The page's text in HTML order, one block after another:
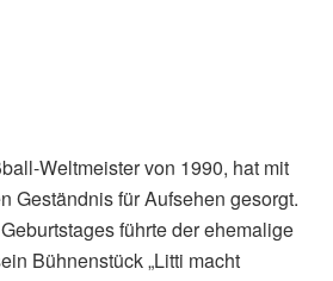
Weltmeister von 1990, hat mit
Geständnis für Aufsehen gesorgt.
führte der ehemalige
Bühnenstück „Litti macht